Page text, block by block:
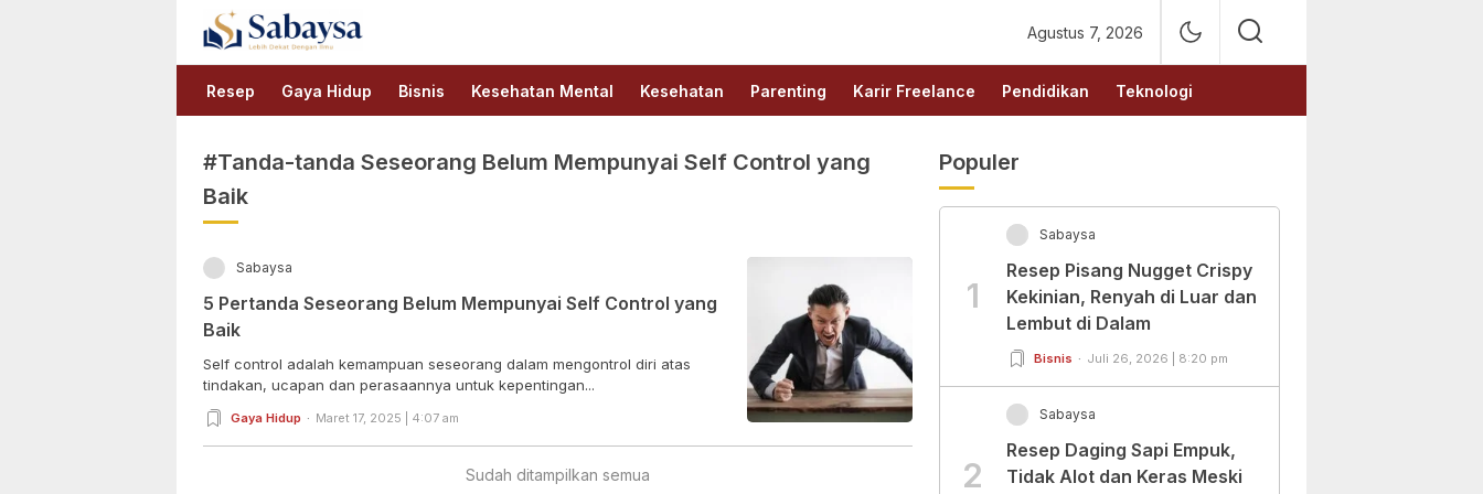
Sabaysa
Lebih Dekat Dengan Ilmu
Agustus 7, 2026
Resep Gaya Hidup Bisnis Kesehatan Mental Kesehatan Parenting Karir Freelance Pendidikan Teknologi
#Tanda-tanda Seseorang Belum Mempunyai Self Control yang
Baik
Sabaysa
5 Pertanda Seseorang Belum Mempunyai Self Control yang
Baik
Self control adalah kemampuan seseorang dalam mengontrol diri atas
tindakan, ucapan dan perasaannya untuk kepentingan...
Gaya Hidup Maret 17, 2025 | 4:07 am
Sudah ditampilkan semua
Populer
1
Sabaysa
Resep Pisang Nugget Crispy
Kekinian, Renyah di Luar dan
Lembut di Dalam
Bisnis Juli 26, 2026 | 8:20 pm
2
Sabaysa
Resep Daging Sapi Empuk,
Tidak Alot dan Keras Meski